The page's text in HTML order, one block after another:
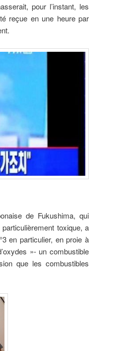
pour l’instant, les
reçue en une heure par
de Fukushima, qui
toxique, a
en particulier, en proie à
»- un combustible
que les combustibles